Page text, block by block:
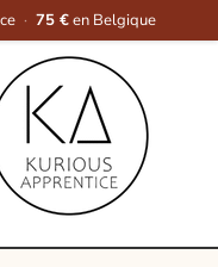
· 75 €en Belgique